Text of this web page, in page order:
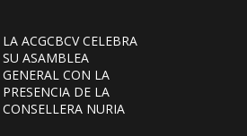
LA ACGCBCV CELEBRA
SU ASAMBLEA
GENERAL CON LA
PRESENCIA DE LA
CONSELLERA NURIA